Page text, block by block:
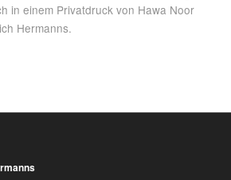
in einem Privatdruck von Hawa Noor
Hermanns.